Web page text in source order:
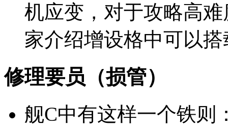
机应变，对于攻略高
家介绍增设格中可以
修理要员（损管）
舰C中有这样一个铁则